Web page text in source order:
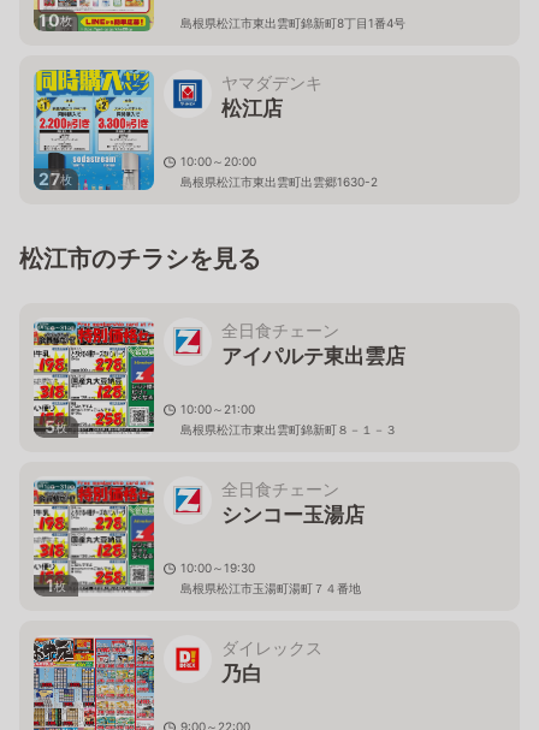
10枚 島根県松江市東出雲町錦新町8丁目1番4号
27枚
ヤマダデンキ
松江店
10:00～20:00
島根県松江市東出雲町出雲郷1630-2
松江市のチラシを見る
5枚
全日食チェーン
アイパルテ東出雲店
10:00～21:00
島根県松江市東出雲町錦新町８－１－３
1枚
全日食チェーン
シンコー玉湯店
10:00～19:30
島根県松江市玉湯町湯町７４番地
ダイレックス
乃白
9:00～22:00